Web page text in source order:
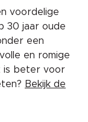
voordelige
30 jaar oude
een
en romige
is beter voor
Bekijk de